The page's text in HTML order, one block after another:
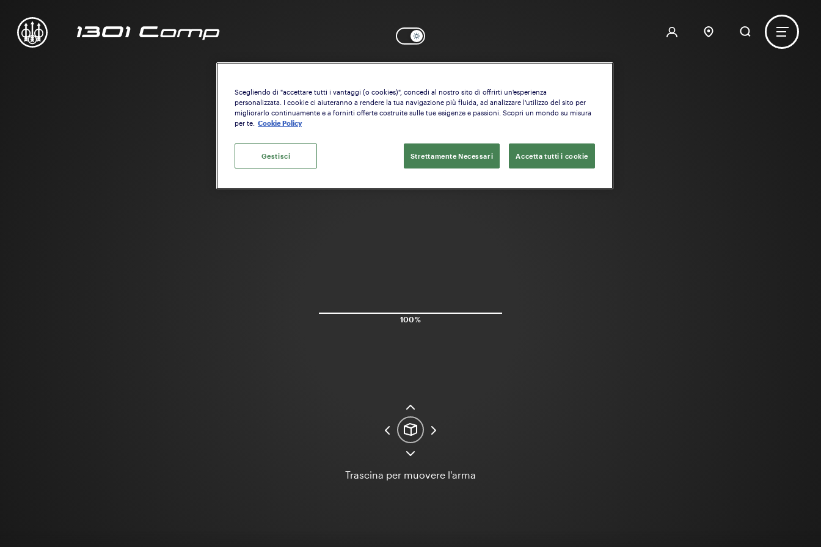
Serve aiuto? Inizia a configurare il: Calcio OK
100%
Trascina per muovere l'arma
Scegliendo di "accettare tutti i vantaggi (o cookies)", concedi al nostro sito di offrirti un'esperienza
personalizzata. I cookie ci aiuteranno a rendere la tua navigazione più fluida, ad analizzare l'utilizzo del sito per
migliorarlo continuamente e a fornirti offerte costruite sulle tue esigenze e passioni. Scopri un mondo su misura
per te.
Cookie Policy
Strettamente Necessari Accetta tutti i cookie
Gestisci